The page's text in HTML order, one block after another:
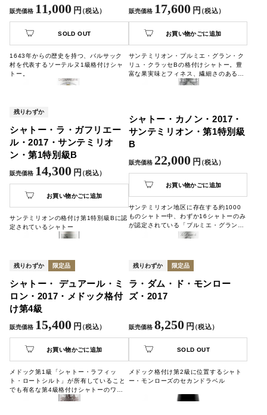
販売価格 11,000 円（税込）
SOLD OUT
1643年からの歴史を持つ、バルサック
村を代表するソーテルヌ1級格付けシャ
トー。
販売価格 17,600円（税込）
お買い物かごに追加
サンテミリオン・プルミエ・グラン・ク
リュ・クラッセBの格付けシャトー。豊
富な果実味とフィネス、繊細さのある味
残りわずか
シャトー・ラ・ガフリエー
ル・2017・サンテミリオ
ン・第1特別級B
販売価格 14,300 円（税込）
お買い物かごに追加
サンテミリオンの格付け第1特別級Bに認
定されているシャトー
シャトー・カノン・2017・
サンテミリオン・第1特別級
B
販売価格 22,000円（税込）
お買い物かごに追加
サンテミリオン地区に存在する約1000
ものシャトー中、わずか16シャトーのみ
が認定されている「プルミエ・グラン・
クリュ・クラッセB (第一特別級B)」。
残りわずか 限定品
シャトー・ デュアール・ミ
ロン・2017・メドック格付
け第4級
販売価格 15,400 円（税込）
お買い物かごに追加
メドック第1級「シャトー・ラフィッ
ト・ロートシルト」が所有していること
でも有名な第4級格付けシャトーのワイ
残りわずか 限定品
ラ・ダム・ド・モンロー
ズ・2017
販売価格 8,250円（税込）
SOLD OUT
メドック格付け第2級に位置するシャト
ー・モンローズのセカンドラベル